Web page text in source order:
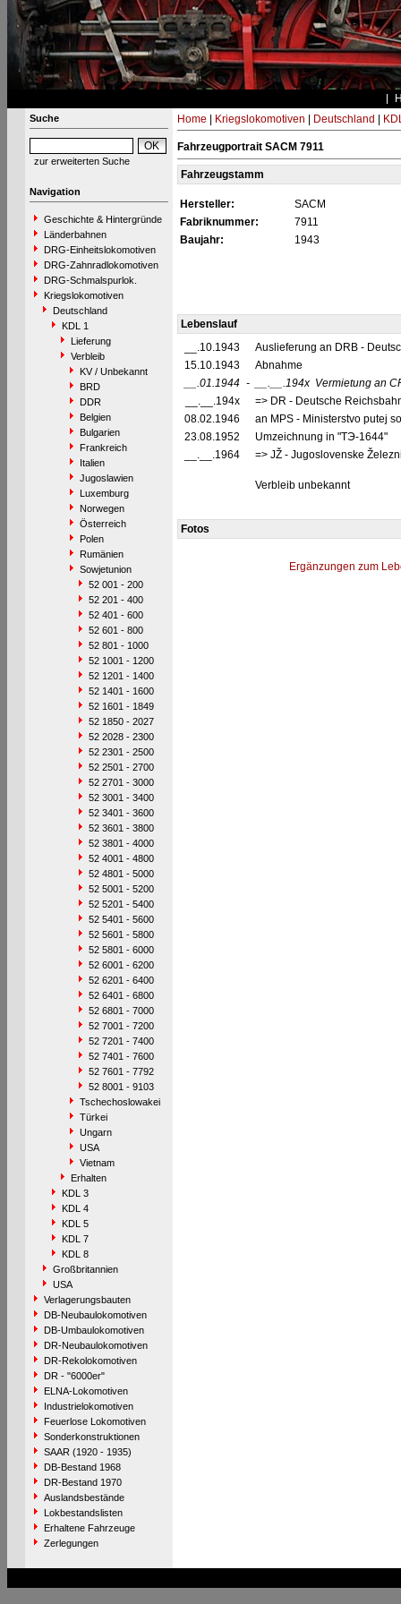
Suche
zur erweiterten Suche
Navigation
Geschichte & Hintergründe
Länderbahnen
DRG-Einheitslokomotiven
DRG-Zahnradlokomotiven
DRG-Schmalspurlok.
Kriegslokomotiven
Deutschland
KDL 1
Lieferung
Verbleib
KV / Unbekannt
BRD
DDR
Belgien
Bulgarien
Frankreich
Italien
Jugoslawien
Luxemburg
Norwegen
Österreich
Polen
Rumänien
Sowjetunion
52 001 - 200
52 201 - 400
52 401 - 600
52 601 - 800
52 801 - 1000
52 1001 - 1200
52 1201 - 1400
52 1401 - 1600
52 1601 - 1849
52 1850 - 2027
52 2028 - 2300
52 2301 - 2500
52 2501 - 2700
52 2701 - 3000
52 3001 - 3400
52 3401 - 3600
52 3601 - 3800
52 3801 - 4000
52 4001 - 4800
52 4801 - 5000
52 5001 - 5200
52 5201 - 5400
52 5401 - 5600
52 5601 - 5800
52 5801 - 6000
52 6001 - 6200
52 6201 - 6400
52 6401 - 6800
52 6801 - 7000
52 7001 - 7200
52 7201 - 7400
52 7401 - 7600
52 7601 - 7792
52 8001 - 9103
Tschechoslowakei
Türkei
Ungarn
USA
Vietnam
Erhalten
KDL 3
KDL 4
KDL 5
KDL 7
KDL 8
Großbritannien
USA
Verlagerungsbauten
DB-Neubaulokomotiven
DB-Umbaulokomotiven
DR-Neubaulokomotiven
DR-Rekolokomotiven
DR - "6000er"
ELNA-Lokomotiven
Industrielokomotiven
Feuerlose Lokomotiven
Sonderkonstruktionen
SAAR (1920 - 1935)
DB-Bestand 1968
DR-Bestand 1970
Auslandsbestände
Lokbestandslisten
Erhaltene Fahrzeuge
Zerlegungen
Home Kriegslokomotiven Deutschland
Fahrzeugportrait SACM 7911
Fahrzeugstamm
Hersteller:
SACM
Fabriknummer:
7911
Baujahr:
1943
Lebenslauf
__.10.1943
Auslieferung an DRB -
15.10.1943
Abnahme
__.01.1944 - __.__.194x Vermietung an
__.__.194x
=> DR - Deutsche
08.02.1946
an MPS - Ministerstvo putej
23.08.1952
Umzeichnung in "TЭ-1644"
__.__.1964
=> JŽ - Jugoslovenske
Verbleib unbekannt
Fotos
Ergänzungen zum